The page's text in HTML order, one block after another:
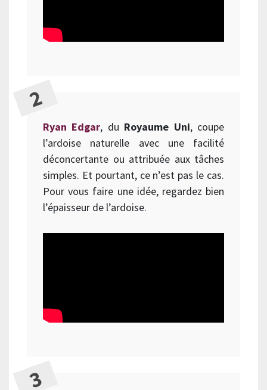
Ryan Edgar, du Royaume Uni, coupe
l’ardoise naturelle avec une facilité
déconcertante ou attribuée aux tâches
simples. Et pourtant, ce n’est pas le cas.
Pour vous faire une idée, regardez bien
l’épaisseur de l’ardoise.